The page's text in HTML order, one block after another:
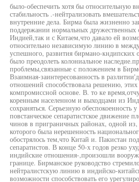
было-обеспечить хотя бы относительную
стабильность .-нейтрализовать
внутренние дела. Бирма была жизненно
поддержании нормальных дружественных
Индией,так и с Китаем,что давало ей
относительно независимую линию в
успешного, развития бирмано-кндипских
было преодолеть колониальное
проблемы,связанные с положением в
Взаимная-заинтересованность в
отношений способствовала решению,
компромиссной основе. В. то ке
коренным населенном и выходцами из
сохраняться. Серьезную обеспокоенность
повстанческое сепаратистское движение
чинов в приграничных районах, одной
которого была нерешенность
обострялось тем,что Китай и. Пакистан
сепаратистов. В конце 50-х годов резко
индийские отношения-,произошли
границе. Бирманское руководство
нейтралистскую линию в индийско-
возможности способствовать его